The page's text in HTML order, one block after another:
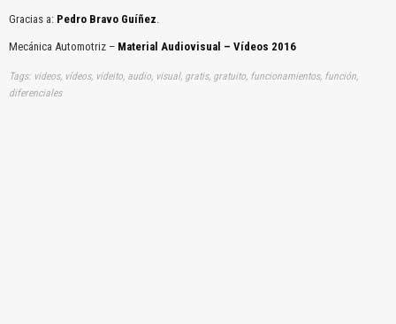
Gracias a: Pedro Bravo Guíñez.
Mecánica Automotriz – Material Audiovisual – Vídeos 2016
Tags: videos, vídeos, videito, audio, visual, gratis, gratuito, funcionamientos, función,
diferenciales